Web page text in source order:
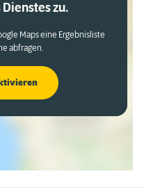
zu.
Maps eine Ergebnisliste
abfragen.